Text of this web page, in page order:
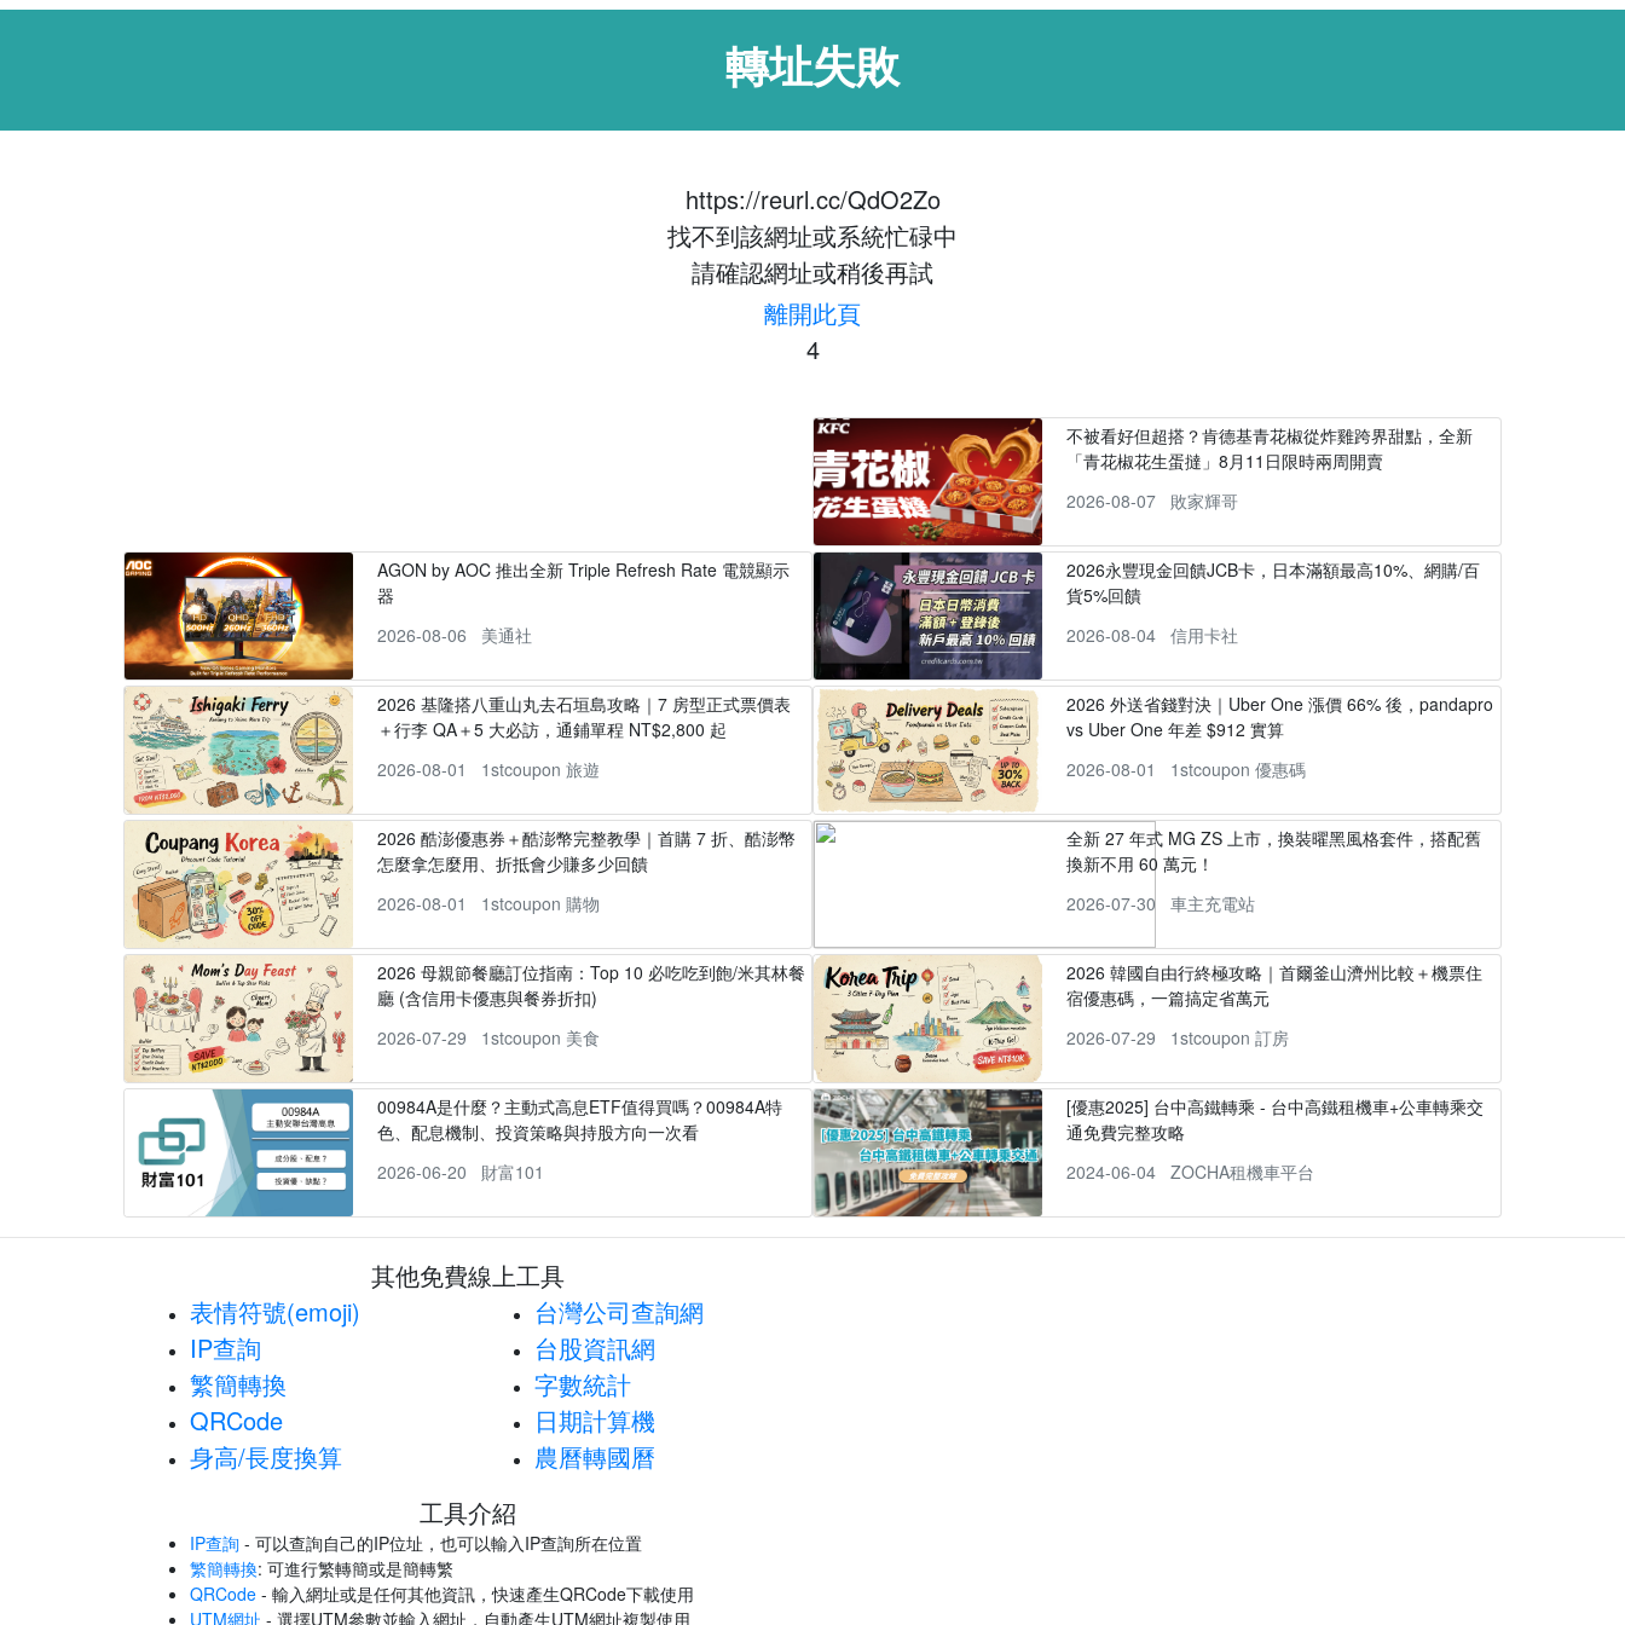
轉址失敗
https://reurl.cc/QdO2Zo
找不到該網址或系統忙碌中
請確認網址或稍後再試
離開此頁
4
不被看好但超搭？肯德基青花椒從炸雞跨界甜點，全新
「青花椒花生蛋撻」8月11日限時兩周開賣
2026-08-07
敗家輝哥
AGON by AOC 推出全新 Triple Refresh Rate 電競顯示
器
2026-08-06
美通社
2026永豐現金回饋JCB卡，日本滿額最高10%、網購/百
貨5%回饋
2026-08-04
信用卡社
2026 基隆搭八重山丸去石垣島攻略｜7 房型正式票價表
＋行李 QA＋5 大必訪，通鋪單程 NT$2,800 起
2026-08-01
1stcoupon 旅遊
2026 外送省錢對決｜Uber One 漲價 66% 後，pandapro
vs Uber One 年差 $912 實算
2026-08-01
1stcoupon 優惠碼
2026 酷澎優惠券＋酷澎幣完整教學｜首購 7 折、酷澎幣
怎麼拿怎麼用、折抵會少賺多少回饋
2026-08-01
1stcoupon 購物
全新 27 年式 MG ZS 上市，換裝曜黑風格套件，搭配舊
換新不用 60 萬元！
2026-07-30
車主充電站
2026 母親節餐廳訂位指南：Top 10 必吃吃到飽/米其林餐
廳 (含信用卡優惠與餐券折扣)
2026-07-29
1stcoupon 美食
2026 韓國自由行終極攻略｜首爾釜山濟州比較＋機票住
宿優惠碼，一篇搞定省萬元
2026-07-29
1stcoupon 訂房
00984A是什麼？主動式高息ETF值得買嗎？00984A特
色、配息機制、投資策略與持股方向一次看
2026-06-20
財富101
[優惠2025] 台中高鐵轉乘 - 台中高鐵租機車+公車轉乘交
通免費完整攻略
2024-06-04
ZOCHA租機車平台
其他免費線上工具
表情符號(emoji)
IP查詢
繁簡轉換
QRCode
身高/長度換算
台灣公司查詢網
台股資訊網
字數統計
日期計算機
農曆轉國曆
工具介紹
IP查詢 - 可以查詢自己的IP位址，也可以輸入IP查詢所在位置
繁簡轉換: 可進行繁轉簡或是簡轉繁
QRCode - 輸入網址或是任何其他資訊，快速產生QRCode下載使用
UTM網址 - 選擇UTM參數並輸入網址，自動產生UTM網址複製使用